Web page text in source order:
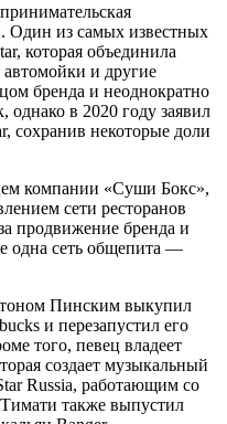
Один из самых известных
которая объединила
и другие
бренда и неоднократно
однако в 2020 году заявил
сохранив некоторые доли
компании «Суши Бокс»,
сети ресторанов
продвижение бренда и
одна сеть общепита —
Пинским выкупил
и перезапустил его
того, певец владеет
создает музыкальный
Russia, работающим со
также выпустил